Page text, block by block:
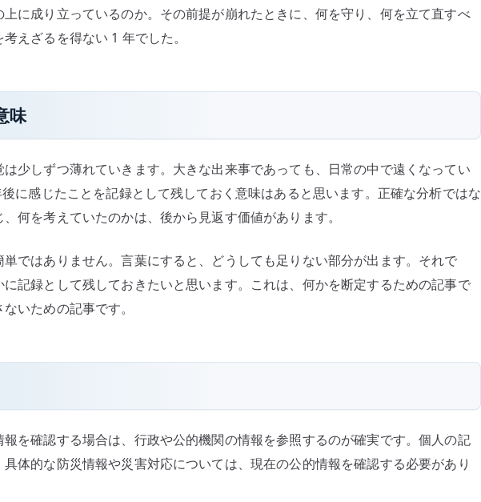
に成り立っているのか。その前提が崩れたときに、何を守り、何を立て直すべ
えざるを得ない 1 年でした。
味
少しずつ薄れていきます。大きな出来事であっても、日常の中で遠くなってい
に感じたことを記録として残しておく意味はあると思います。正確な分析ではな
何を考えていたのかは、後から見返す価値があります。
ではありません。言葉にすると、どうしても足りない部分が出ます。それで
記録として残しておきたいと思います。これは、何かを断定するための記事で
いための記事です。
を確認する場合は、行政や公的機関の情報を参照するのが確実です。個人の記
体的な防災情報や災害対応については、現在の公的情報を確認する必要があり